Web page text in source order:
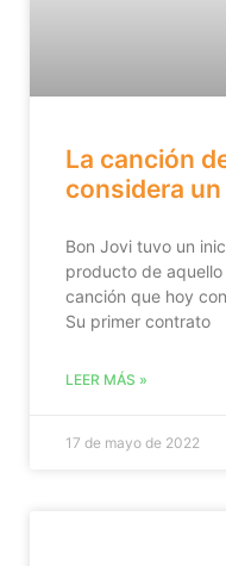
La canción
considera
Bon Jovi tuvo un
producto de
canción que hoy
Su primer contrato
LEER MÁS »
17 de mayo de 2022